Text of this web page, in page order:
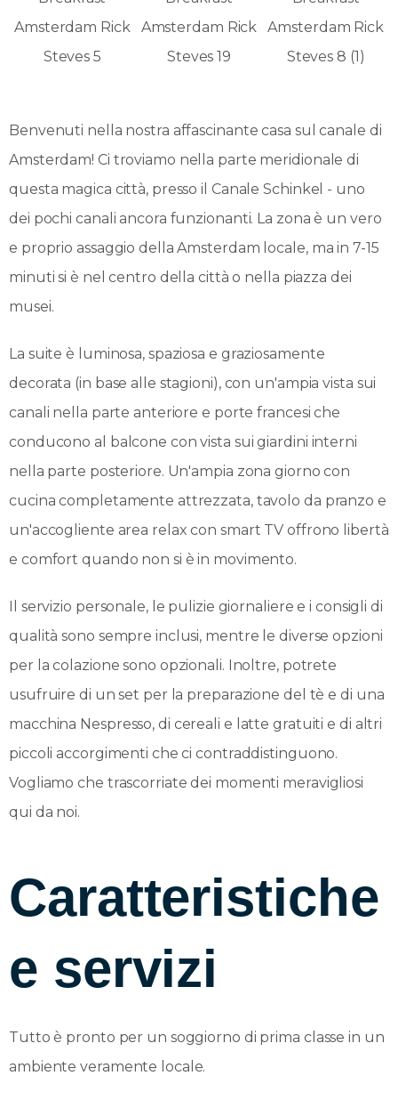
Benvenuti nella nostra affascinante casa sul canale di
Amsterdam! Ci troviamo nella parte meridionale di
questa magica città, presso il Canale Schinkel - uno
dei pochi canali ancora funzionanti. La zona è un vero
e proprio assaggio della Amsterdam locale, ma in 7-15
minuti si è nel centro della città o nella piazza dei
musei.
La suite è luminosa, spaziosa e graziosamente
decorata (in base alle stagioni), con un'ampia vista sui
canali nella parte anteriore e porte francesi che
conducono al balcone con vista sui giardini interni
nella parte posteriore. Un'ampia zona giorno con
cucina completamente attrezzata, tavolo da pranzo e
un'accogliente area relax con smart TV offrono libertà
e comfort quando non si è in movimento.
Il servizio personale, le pulizie giornaliere e i consigli di
qualità sono sempre inclusi, mentre le diverse opzioni
per la colazione sono opzionali. Inoltre, potrete
usufruire di un set per la preparazione del tè e di una
macchina Nespresso, di cereali e latte gratuiti e di altri
piccoli accorgimenti che ci contraddistinguono.
Vogliamo che trascorriate dei momenti meravigliosi
qui da noi.
Caratteristiche
e servizi
Tutto è pronto per un soggiorno di prima classe in un
ambiente veramente locale.